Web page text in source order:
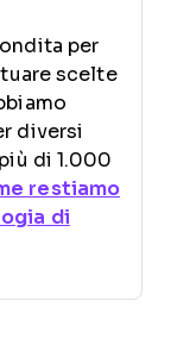
per
scelte
diversi
di 1.000
restiamo
di